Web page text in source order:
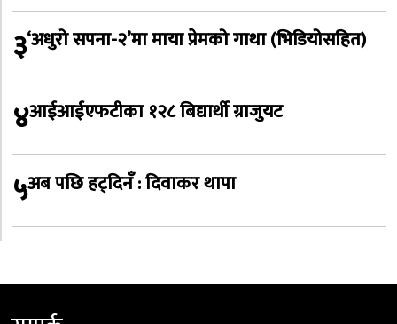
३‘अधुरो सपना-२’मा माया प्रेमको गाथा (भिडियोसहित)
४आईआईएफटीका १२८ बिद्यार्थी ग्राजुयट
५अब पछि हट्दिनँ : दिवाकर थापा